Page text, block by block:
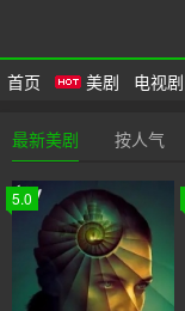
首页 美剧 电视剧
最新美剧 按人气
5.0